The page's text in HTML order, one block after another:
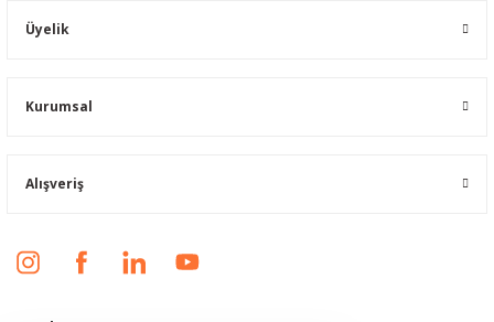
Üyelik
Kurumsal
Alışveriş